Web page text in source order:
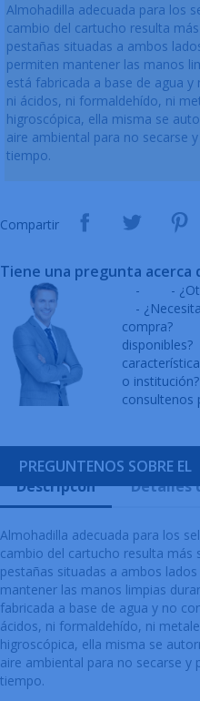
Almohadilla adecuada para los
cambio del cartucho resulta
pestañas situadas a ambos
permiten mantener las manos
está fabricada a base de agua
ni ácidos, ni formaldehído, ni
higroscópica, ella misma se
aire ambiental para no secarse
tiempo.
Compartir
Tiene una pregunta acerca
-
-
-
compra?
disponibles?
o institución?
consultenos
PREGUNTENOS SOBRE EL
Descripcón
Detalles
Almohadilla adecuada para los
cambio del cartucho resulta más
pestañas situadas a ambos
mantener las manos limpias
fabricada a base de agua y no
ácidos, ni formaldehído, ni
higroscópica, ella misma se
aire ambiental para no secarse
tiempo.